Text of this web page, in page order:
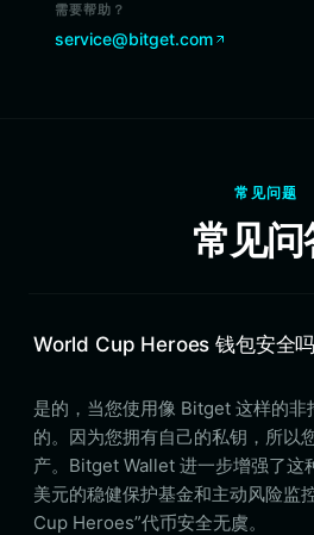
需要帮助？
service@bitget.com
常见问题
常见问
World Cup Heroes 钱包安全
是的，当您使用像 Bitget 这样的非
的。因为您拥有自己的私钥，所以
产。Bitget Wallet 进一步增强了这
美元的稳健保护基金和主动风险监
Cup Heroes”代币安全无虞。